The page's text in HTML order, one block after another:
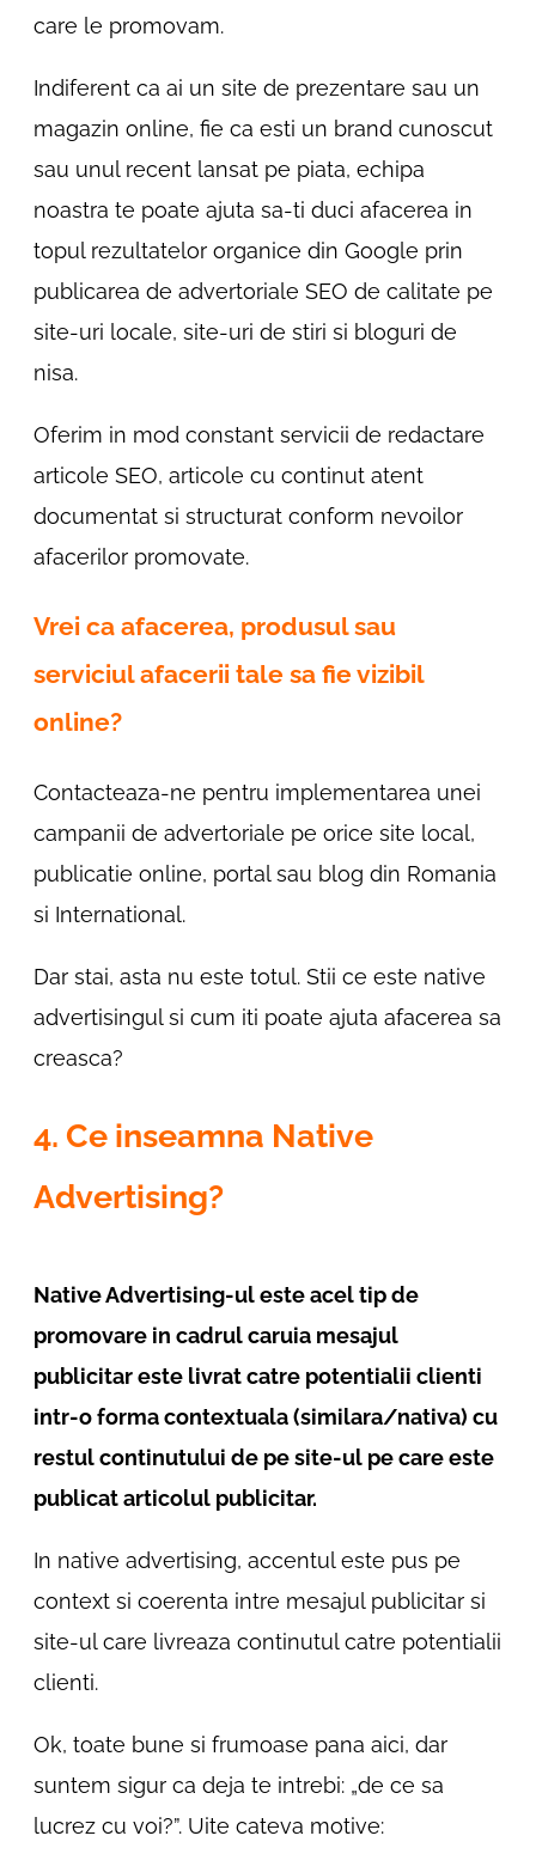
care le promovam.
Indiferent ca ai un site de prezentare sau un
magazin online, fie ca esti un brand cunoscut
sau unul recent lansat pe piata, echipa
noastra te poate ajuta sa-ti duci afacerea in
topul rezultatelor organice din Google prin
publicarea de advertoriale SEO de calitate pe
site-uri locale, site-uri de stiri si bloguri de
nisa.
Oferim in mod constant servicii de redactare
articole SEO, articole cu continut atent
documentat si structurat conform nevoilor
afacerilor promovate.
Vrei ca afacerea, produsul sau
serviciul afacerii tale sa fie vizibil
online?
Contacteaza-ne pentru implementarea unei
campanii de advertoriale pe orice site local,
publicatie online, portal sau blog din Romania
si International.
Dar stai, asta nu este totul. Stii ce este native
advertisingul si cum iti poate ajuta afacerea sa
creasca?
4. Ce inseamna Native
Advertising?
Native Advertising-ul este acel tip de
promovare in cadrul caruia mesajul
publicitar este livrat catre potentialii clienti
intr-o forma contextuala (similara/nativa) cu
restul continutului de pe site-ul pe care este
publicat articolul publicitar.
In native advertising, accentul este pus pe
context si coerenta intre mesajul publicitar si
site-ul care livreaza continutul catre potentialii
clienti.
Ok, toate bune si frumoase pana aici, dar
suntem sigur ca deja te intrebi: „de ce sa
lucrez cu voi?”. Uite cateva motive: